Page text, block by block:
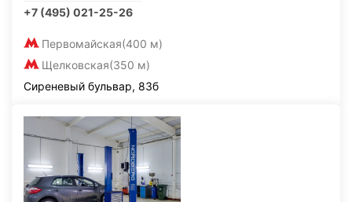
+7 (495) 021-25-26
Первомайская(400 м)
Щелковская(350 м)
Сиреневый бульвар, 83б